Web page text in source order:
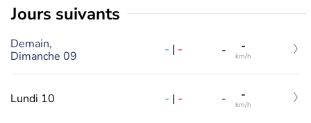
jours suivants
Demain,
Dimanche 09
- | - - -
km/h
Lundi 10 - | - - -
km/h